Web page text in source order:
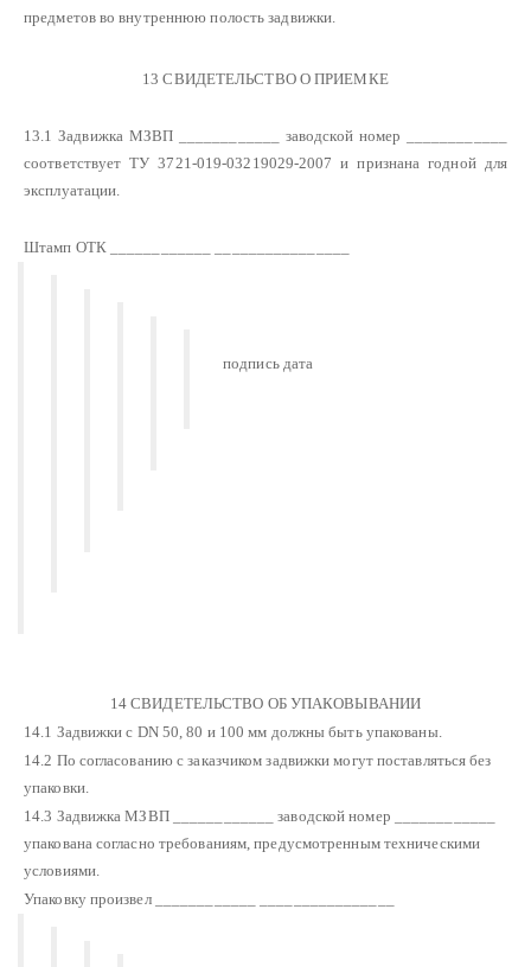
предметов во внутреннюю полость задвижки.
13 СВИДЕТЕЛЬСТВО О ПРИЕМКЕ
13.1 Задвижка МЗВП ____________ заводской номер ____________
соответствует ТУ 3721-019-03219029-2007 и признана годной для
эксплуатации.
Штамп ОТК ____________ ________________
подпись дата
14 СВИДЕТЕЛЬСТВО ОБ УПАКОВЫВАНИИ
14.1 Задвижки с DN 50, 80 и 100 мм должны быть упакованы.
14.2 По согласованию с заказчиком задвижки могут поставляться без
упаковки.
14.3 Задвижка МЗВП ____________ заводской номер ____________
упакована согласно требованиям, предусмотренным техническими
условиями.
Упаковку произвел ____________ ________________